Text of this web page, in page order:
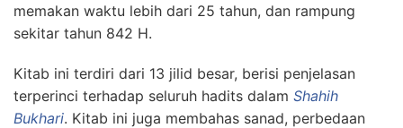
memakan waktu lebih dari 25 tahun, dan rampung
sekitar tahun 842 H.
Kitab ini terdiri dari 13 jilid besar, berisi penjelasan
terperinci terhadap seluruh hadits dalam Shahih
Bukhari. Kitab ini juga membahas sanad, perbedaan